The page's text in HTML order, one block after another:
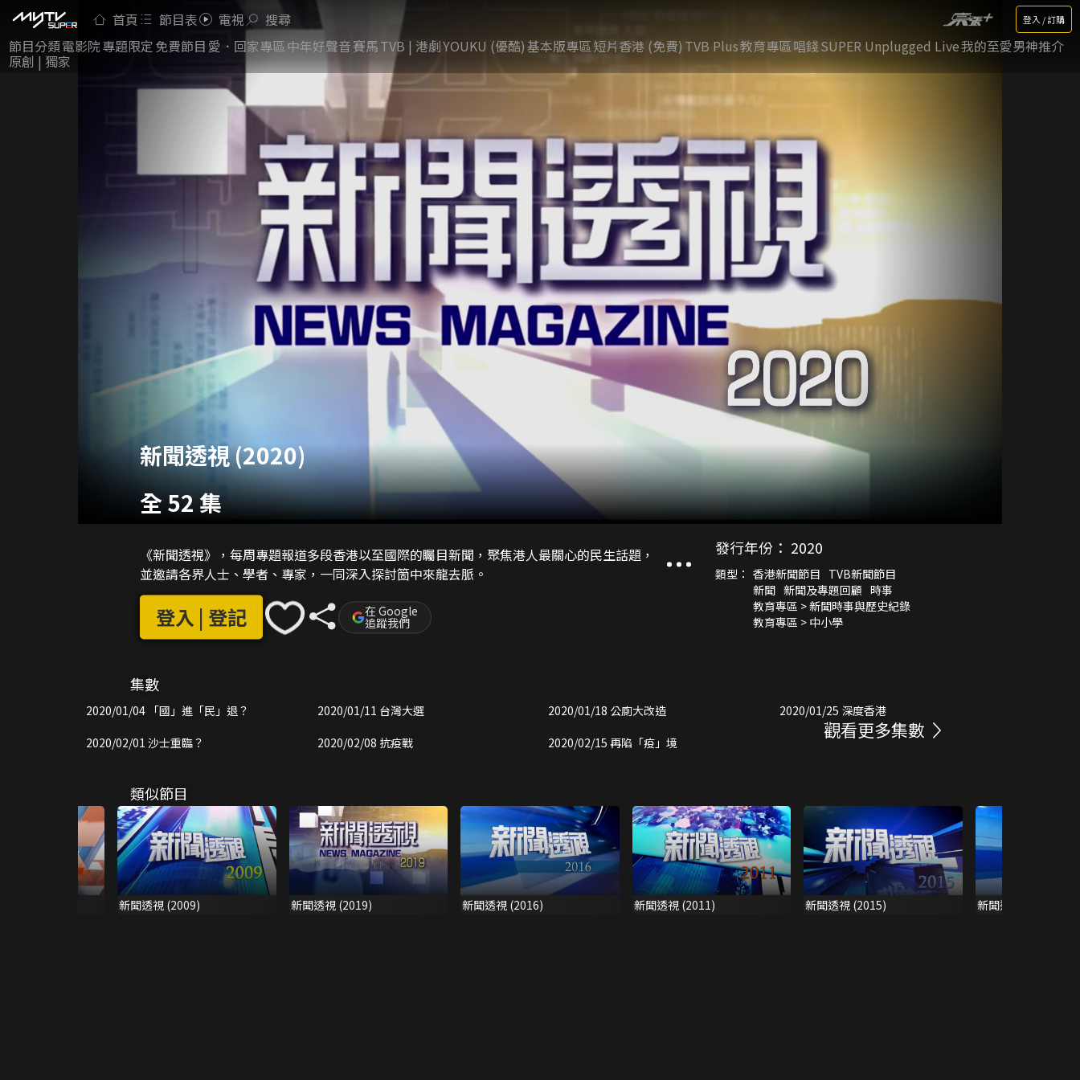
首頁 節目表 電視 搜尋 登入 / 訂購
節目分類電影院專題限定 免費節目 愛．回家專區中年好聲音賽馬TVB | 港劇YOUKU (優酷)基本版專區短片香港 (免費) TVB Plus教育專區唱錢SUPER Unplugged Live我的至愛男神推介
原創 | 獨家
新聞透視 (2020)
全 52 集
《新聞透視》，每周專題報道多段香港以至國際的矚目新聞，聚焦港人最關心的民生話題，
並邀請各界人士、學者、專家，一同深入探討箇中來龍去脈。
登入 | 登記 在 Google
追蹤我們
發行年份： 2020
類型： 香港新聞節目 TVB新聞節目
新聞 新聞及專題回顧 時事
教育專區 > 新聞時事與歷史紀錄
教育專區 > 中小學
集數
2020/01/04 「國」進「民」退？ 2020/01/11 台灣大選 2020/01/18 公廁大改造
2020/01/25 深度香港
2020/02/01 沙士重臨？
2020/02/08 抗疫戰 2020/02/15 再陷「疫」境
觀看更多集數
類似節目
新聞透視 (2009) 新聞透視 (2019) 新聞透視 (2016) 新聞透視 (2011) 新聞透視 (2015) 新聞透視 (2007)